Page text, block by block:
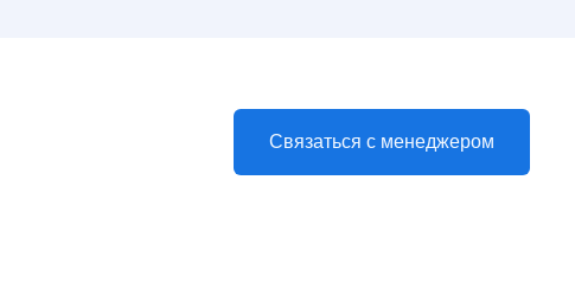
Связаться с менеджером